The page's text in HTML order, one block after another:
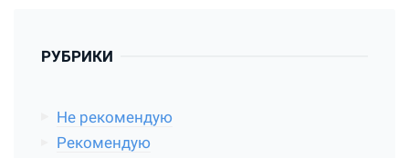
РУБРИКИ
Не рекомендую
Рекомендую